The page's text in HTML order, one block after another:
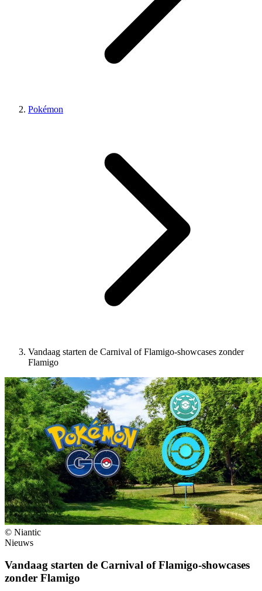
Pokémon
Vandaag starten de Carnival of Flamigo-showcases zonder
Flamigo
© Niantic
Nieuws
Vandaag starten de Carnival of Flamigo-showcases
zonder Flamigo